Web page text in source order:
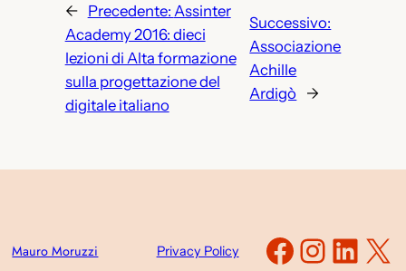
← Precedente: Assinter
Academy 2016: dieci
lezioni di Alta formazione
sulla progettazione del
digitale italiano
Successivo:
Associazione
Achille
Ardigò
→
Mauro Moruzzi Privacy Policy X